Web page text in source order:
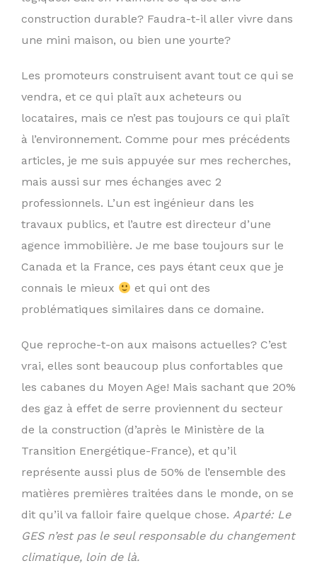
construction durable? Faudra-t-il aller vivre dans
une mini maison, ou bien une yourte?
Les promoteurs construisent avant tout ce qui se
vendra, et ce qui plaît aux acheteurs ou
locataires, mais ce n’est pas toujours ce qui plaît
à l’environnement. Comme pour mes précédents
articles, je me suis appuyée sur mes recherches,
mais aussi sur mes échanges avec 2
professionnels. L’un est ingénieur dans les
travaux publics, et l’autre est directeur d’une
agence immobilière. Je me base toujours sur le
Canada et la France, ces pays étant ceux que je
connais le mieux
et qui ont des
problématiques similaires dans ce domaine.
Que reproche-t-on aux maisons actuelles? C’est
vrai, elles sont beaucoup plus confortables que
les cabanes du Moyen Age! Mais sachant que 20%
des gaz à effet de serre proviennent du secteur
de la construction (d’après le Ministère de la
Transition Energétique-France), et qu’il
représente aussi plus de 50% de l’ensemble des
matières premières traitées dans le monde, on se
dit qu’il va falloir faire quelque chose. Aparté: Le
GES n’est pas le seul responsable du changement
climatique, loin de là.